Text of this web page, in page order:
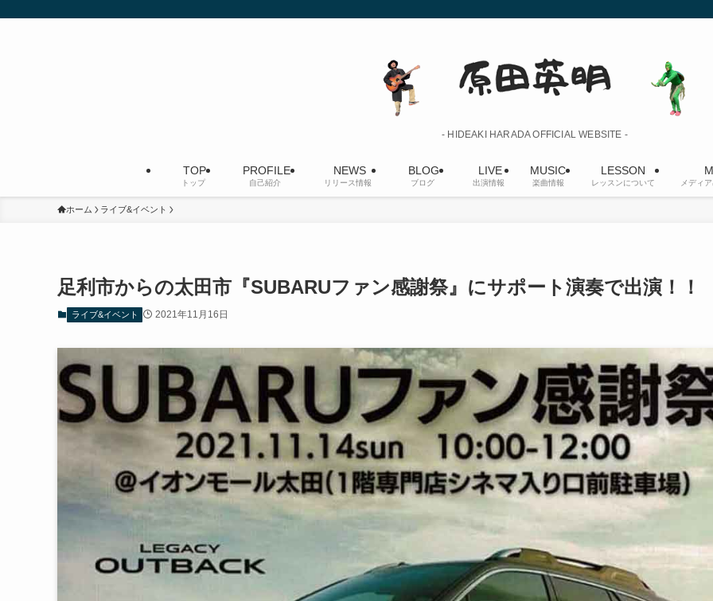
- HIDEAKI HARADA OFFICIAL WEBSITE -
TOP
トップ
PROFILE
自己紹介
NEWS
リリース情報
BLOG
ブログ
LIVE
出演情報
MUSIC
楽曲情報
LESSON
レッスンについて メディ
ホーム ライブ&イベント
足利市からの太田市『SUBARUファン感謝祭』にサポート演奏で出演！！
ライブ&イベント 2021年11月16日